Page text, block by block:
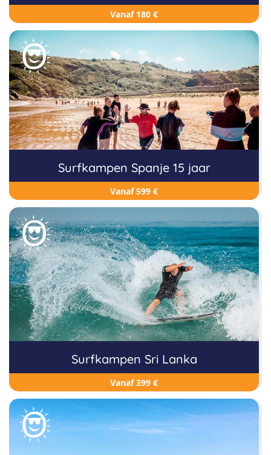
Vanaf 180 €
Surfkampen Spanje 15 jaar
Vanaf 599 €
Surfkampen Sri Lanka
Vanaf 399 €